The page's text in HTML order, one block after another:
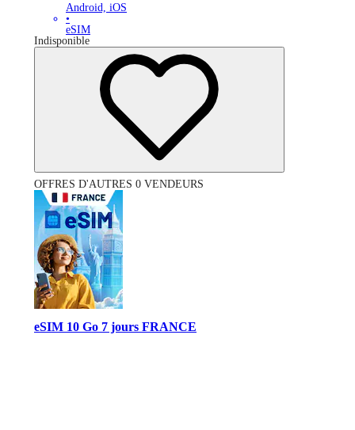
Android, iOS
•
eSIM
Indisponible
OFFRES D'AUTRES 0 VENDEURS
eSIM 10 Go 7 jours FRANCE